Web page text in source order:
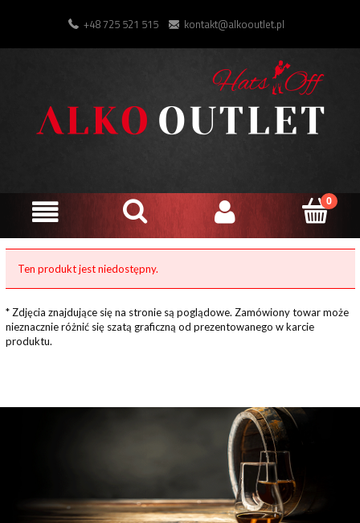
+48 725 521 515 kontakt@alkooutlet.pl
Ten produkt jest niedostępny.
* Zdjęcia znajdujące się na stronie są poglądowe. Zamówiony towar może
nieznacznie różnić się szatą graficzną od prezentowanego w karcie
produktu.